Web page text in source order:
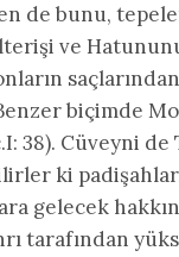
de bunu,
ve
biçimde
38). Cüveyni
ki
gelecek
tarafından